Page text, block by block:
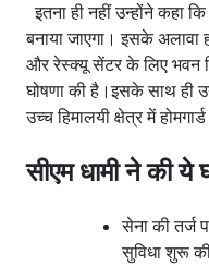
इतना ही नहीं उन्होंने कहा
बनाया जाएगा। इसके अलावा
और रेस्क्यू सेंटर के लिए भवन
घोषणा की है।इसके साथ ही
उच्च हिमालयी क्षेत्र में
सीएम धामी ने की ये
सेना की तर्ज
सुविधा शुरू